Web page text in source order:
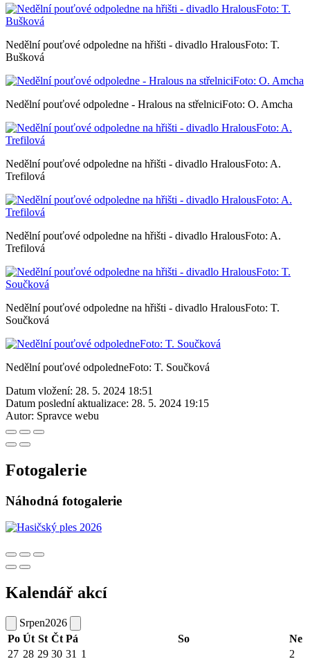
Nedělní pouťové odpoledne na hřišti - divadlo HralousFoto: T.
Bušková
Nedělní pouťové odpoledne - Hralous na střelniciFoto: O. Amcha
Nedělní pouťové odpoledne na hřišti - divadlo HralousFoto: A.
Trefilová
Nedělní pouťové odpoledne na hřišti - divadlo HralousFoto: A.
Trefilová
Nedělní pouťové odpoledne na hřišti - divadlo HralousFoto: T.
Součková
Nedělní pouťové odpoledneFoto: T. Součková
Datum vložení: 28. 5. 2024 18:51
Datum poslední aktualizace: 28. 5. 2024 19:15
Autor: Spravce webu
Fotogalerie
Náhodná fotogalerie
Kalendář akcí
Srpen2026
Po Út St Čt Pá So
Ne
27 28 29 30 31 1 2